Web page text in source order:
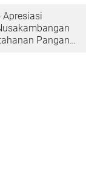
Apresiasi
Pangan